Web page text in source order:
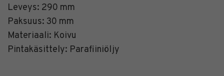
Leveys: 290 mm
Paksuus: 30 mm
Materiaali: Koivu
Pintakäsittely: Parafiiniöljy